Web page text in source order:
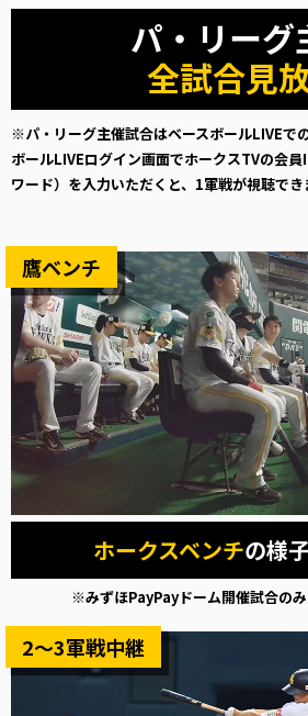
パ・リーグ
全試合見
※パ・リーグ主催試合はベースボールLIVEで
ボールLIVEログイン画面でホークスTVの会
ワード）を入力いただくと、1軍戦が視聴でき
鷹ベンチ
ホークスベンチの様
※みずほPayPayドーム開催試合の
2～3軍戦中継